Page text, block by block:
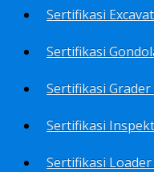
Sertifikasi
Sertifikasi
Sertifikasi Grader
Sertifikasi
Sertifikasi Loader